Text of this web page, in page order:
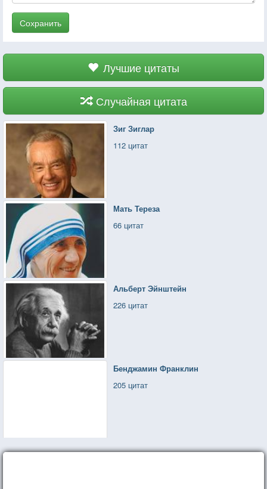
Сохранить
Лучшие цитаты
Случайная цитата
Зиг Зиглар
112 цитат
Мать Тереза
66 цитат
Альберт Эйнштейн
226 цитат
Бенджамин Франклин
205 цитат